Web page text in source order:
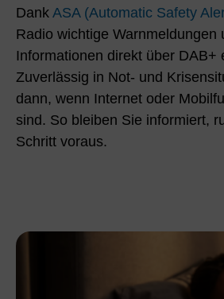
Dank ASA (Automatic Safety
Radio wichtige Warnmeldungen
Informationen direkt über DAB+
Zuverlässig in Not- und
dann, wenn Internet oder
sind. So bleiben Sie informiert,
Schritt voraus.